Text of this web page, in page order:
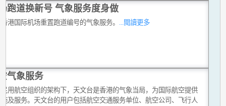
跑道换新号 气象服务度身做
港国际机场重置跑道编号的气象服务。 ...閱讀更多
气象服务
用航空组织的架构下，天文台是香港的气象当局，为国际航空提供
及服务。天文台的用户包括航空交通服务单位、航空公司、飞行人